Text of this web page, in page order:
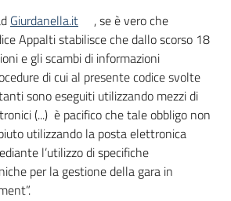
Giurdanella.it
, se è vero che
Appalti stabilisce che dallo scorso 18
e gli scambi di informazioni
di cui al presente codice svolte
sono eseguiti utilizzando mezzi di
(...) è pacifico che tale obbligo non
utilizzando la posta elettronica
l’utilizzo di specifiche
per la gestione della gara in